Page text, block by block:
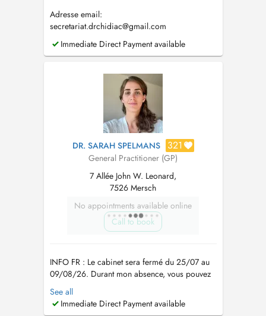
Adresse email:
secretariat.drchidiac@gmail.com
Immediate Direct Payment available
DR. SARAH SPELMANS 321
General Practitioner (GP)
7 Allée John W. Leonard,
7526 Mersch
No appointments available online
Call to book
INFO FR : Le cabinet sera fermé du 25/07 au
09/08/26. Durant mon absence, vous pouvez
faire appel : --> la semaine du 27 juillet : au Dr
Tsakou Julie, également disponible via Doctena.
--> la semaine du 3 aout : à la maison médicale
See all
Immediate Direct Payment available